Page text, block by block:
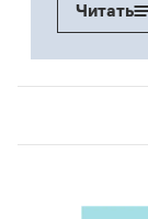
Читать